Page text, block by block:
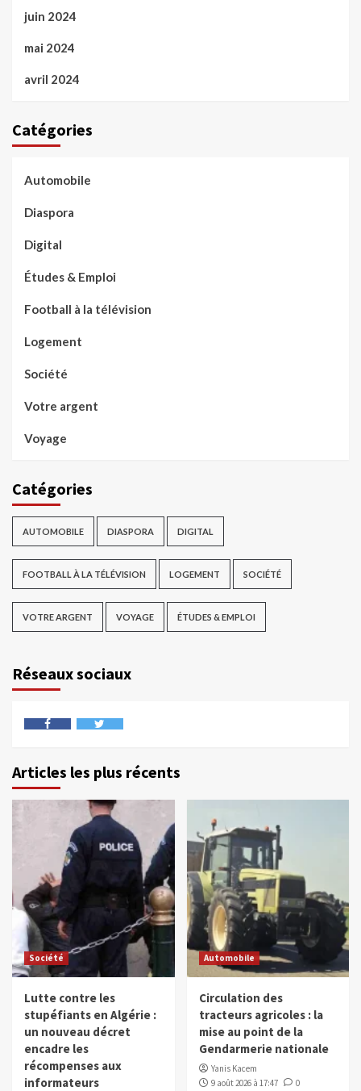
juin 2024
mai 2024
avril 2024
Catégories
Automobile
Diaspora
Digital
Études & Emploi
Football à la télévision
Logement
Société
Votre argent
Voyage
Catégories
AUTOMOBILE DIASPORA DIGITAL
FOOTBALL À LA TÉLÉVISION LOGEMENT SOCIÉTÉ
VOTRE ARGENT VOYAGE ÉTUDES & EMPLOI
Réseaux sociaux
Articles les plus récents
Société
Lutte contre les
stupéfiants en Algérie :
un nouveau décret
encadre les
récompenses aux
informateurs
Automobile
Circulation des
tracteurs agricoles : la
mise au point de la
Gendarmerie nationale
Yanis Kacem
9 août 2026 à 17:47
0